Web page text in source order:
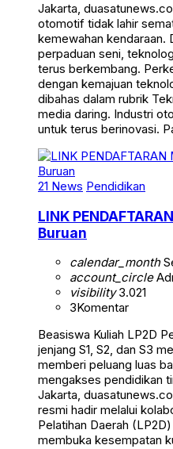
Jakarta,
otomotif tidak lahir
kemewahan kendaraan.
perpaduan seni,
terus berkembang.
dengan kemajuan
dibahas dalam rubrik
media daring. Industri
untuk terus berinovasi.
21 News Pendidikan
LINK
Buruan
calendar_month
account_circle
visibility3.021
3Komentar
Beasiswa Kuliah LP2D
jenjang S1, S2, dan S3
memberi peluang luas
mengakses pendidikan
Jakarta,
resmi hadir melalui
Pelatihan Daerah
membuka kesempatan